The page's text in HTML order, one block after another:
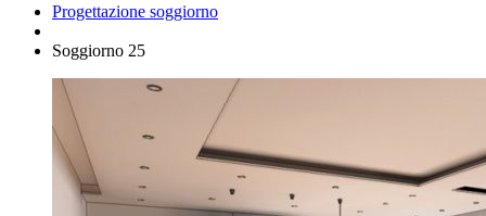
Progettazione soggiorno
Soggiorno 25